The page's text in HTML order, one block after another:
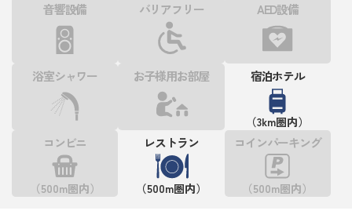
音響設備 バリアフリー AED設備
浴室シャワー お子様用お部屋 宿泊ホテル
（3km圏内）
コンビニ
（500m圏内）
レストラン
（500m圏内）
コインパーキング
（500m圏内）